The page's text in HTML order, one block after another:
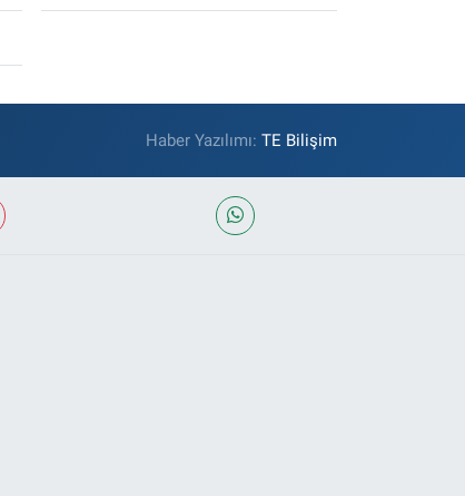
Haber Yazılımı:TE Bilişim